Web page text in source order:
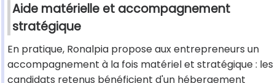
Aide matérielle et accompagnement
stratégique
En pratique, Ronalpia propose aux entrepreneurs un
accompagnement à la fois matériel et stratégique : les
candidats retenus bénéficient d'un hébergement